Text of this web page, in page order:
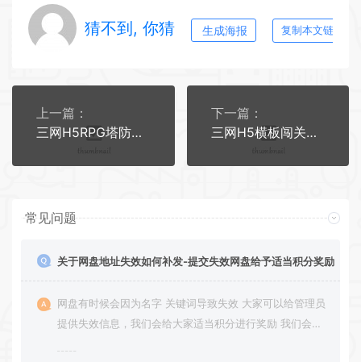
猜不到, 你猜 生成海报 复制本文链接
上一篇：
三网H5RPG塔防游戏【幻想英雄梦H5】2025最新整理WIN系服务端+Linux手工服务端+附赠源码+教程【站长亲测】
下一篇：
三网H5横板闯关游戏【机甲恐龙H5】2025最新整理WIN系服务端+Linux手工服务端+附赠源码+教程
常见问题
关于网盘地址失效如何补发-提交失效网盘给予适当积分奖励
网盘有时候会因为名字 关键词导致失效 大家可以给管理员
提供失效信息，我们会给大家适当积分进行奖励 我们会第